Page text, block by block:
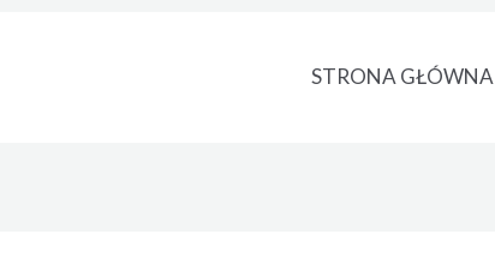
STRONA GŁÓWNA